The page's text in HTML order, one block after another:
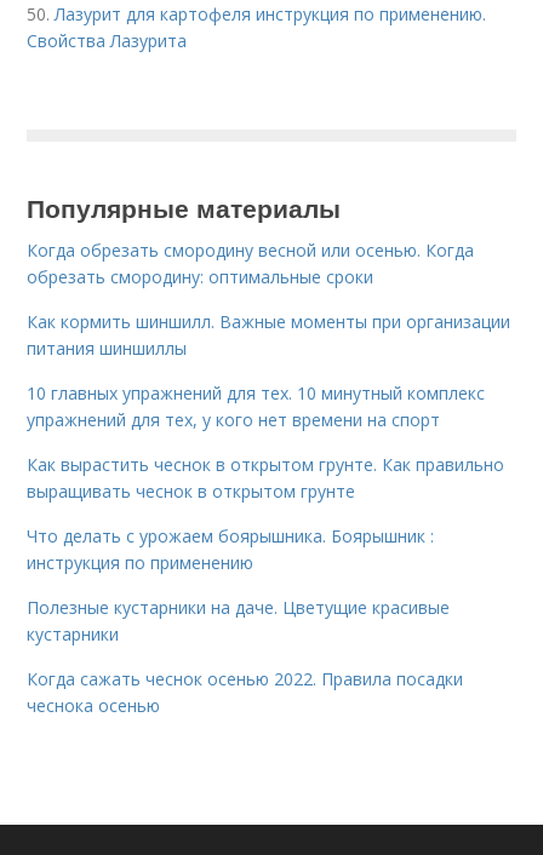
50.Лазурит для картофеля инструкция по применению.
Свойства Лазурита
Популярные материалы
Когда обрезать смородину весной или осенью. Когда
обрезать смородину: оптимальные сроки
Как кормить шиншилл. Важные моменты при организации
питания шиншиллы
10 главных упражнений для тех. 10 минутный комплекс
упражнений для тех, у кого нет времени на спорт
Как вырастить чеснок в открытом грунте. Как правильно
выращивать чеснок в открытом грунте
Что делать с урожаем боярышника. Боярышник :
инструкция по применению
Полезные кустарники на даче. Цветущие красивые
кустарники
Когда сажать чеснок осенью 2022. Правила посадки
чеснока осенью